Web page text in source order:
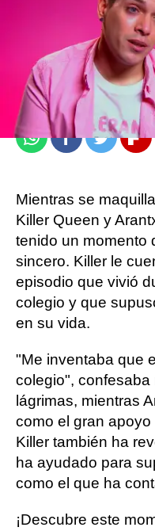
atresplayer
Madrid
Publicado:13 de junio de
WhatsappFacebook
Twitter
Mientras se
Killer Queen y
tenido un momento
sincero. Killer le
episodio que vivió
colegio y que
en su vida.
"Me inventaba que
colegio", confesaba
lágrimas, mientras
como el gran
Killer también ha
ha ayudado para
como el que ha
¡Descubre este